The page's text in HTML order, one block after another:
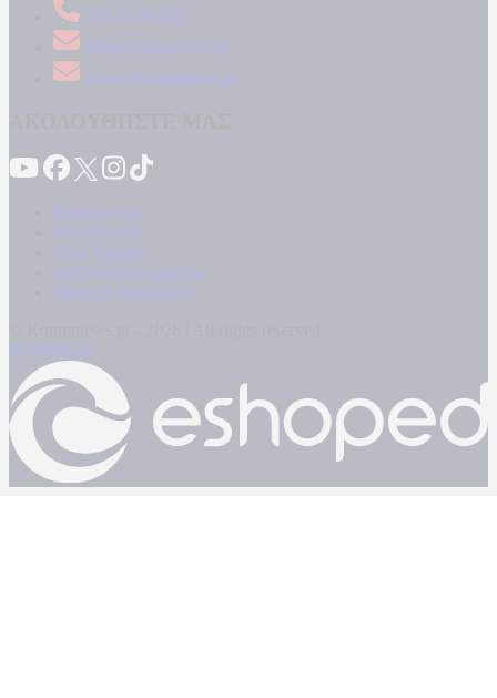
210 34 89 000
info@kontranews.gr
news@kontranews.gr
Καταγγελίες
Επικοινωνία
Όροι Χρήσης
Πολιτική Απορρήτου
Κρατική Διαφήμιση
Powered by: